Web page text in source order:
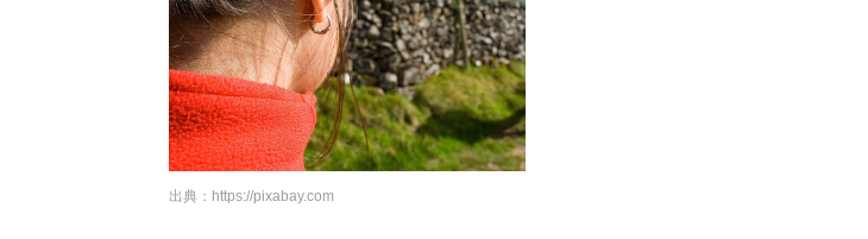
出典： https://pixabay.com